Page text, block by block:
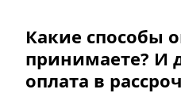
Какие способы
принимаете? И
оплата в